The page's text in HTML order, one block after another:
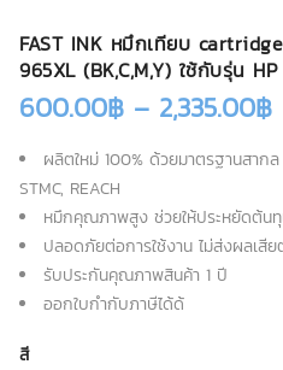
FAST INK หมึกเทียบ
965XL (BK,C,M,Y) ใช้กับรุ่น
600.00฿ – 2,335.00฿
ผลิตใหม่ 100% ด้วยมาตรฐานสากล
STMC, REACH
หมึกคุณภาพสูง ช่วยให้ประหยัดต้น
ปลอดภัยต่อการใช้งาน ไม่ส่งผลเสี
รับประกันคุณภาพสินค้า 1 ปี
ออกใบกำกับภาษีได้ด้
สี